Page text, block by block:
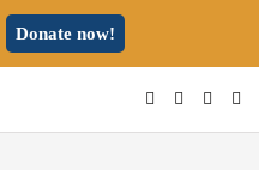
Donate now!